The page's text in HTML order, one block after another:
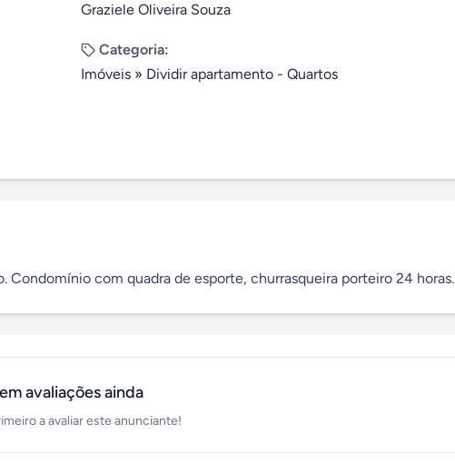
Graziele Oliveira Souza
Categoria:
Imóveis » Dividir apartamento - Quartos
Condomínio com quadra de esporte, churrasqueira porteiro 24 horas.
avaliações ainda
a avaliar este anunciante!